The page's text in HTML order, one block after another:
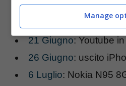
Jobs
: ufficiale
21 Giugno: Youtube
26 Giugno: uscito
6 Luglio: Nokia N95
Manage